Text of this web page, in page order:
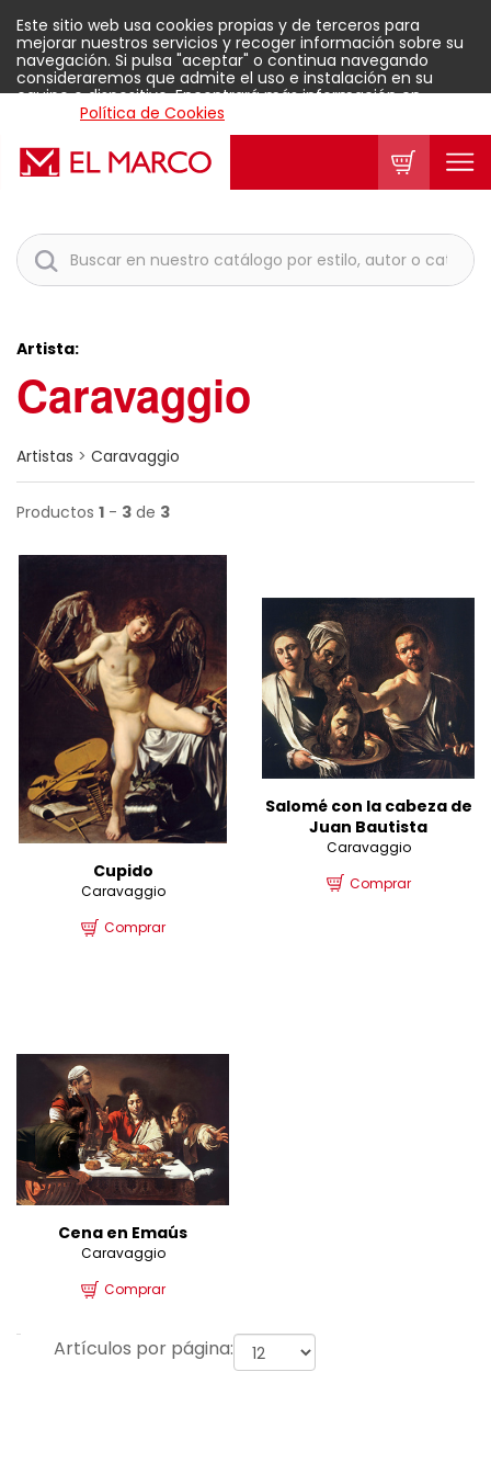
Este sitio web usa cookies propias y de terceros para
mejorar nuestros servicios y recoger información sobre su
navegación. Si pulsa "aceptar" o continua navegando
consideraremos que admite el uso e instalación en su
equipo o dispositivo. Encontrará más información en
Política de Cookies
Aceptar
Artista:
Caravaggio
Artistas > Caravaggio
Productos 1 - 3 de 3
Cupido
Caravaggio
Comprar
Salomé con la cabeza de
Juan Bautista
Caravaggio
Comprar
Cena en Emaús
Caravaggio
Comprar
Artículos por página: